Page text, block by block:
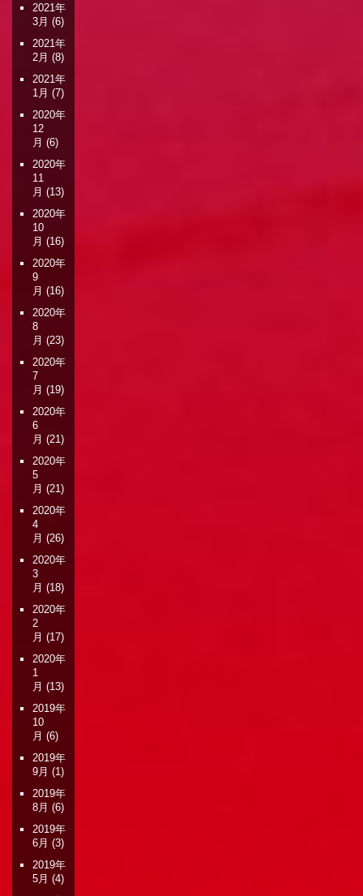
2021年
3月 (6)
2021年
2月 (8)
2021年
1月 (7)
2020年
12
月 (6)
2020年
11
月 (13)
2020年
10
月 (16)
2020年
9
月 (16)
2020年
8
月 (23)
2020年
7
月 (19)
2020年
6
月 (21)
2020年
5
月 (21)
2020年
4
月 (26)
2020年
3
月 (18)
2020年
2
月 (17)
2020年
1
月 (13)
2019年
10
月 (6)
2019年
9月 (1)
2019年
8月 (6)
2019年
6月 (3)
2019年
5月 (4)